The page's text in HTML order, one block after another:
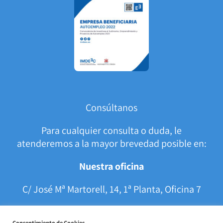
Consúltanos
Para cualquier consulta o duda, le
atenderemos a la mayor brevedad posible en:
Nuestra oficina
C/ José Mª Martorell, 14, 1ª Planta, Oficina 7